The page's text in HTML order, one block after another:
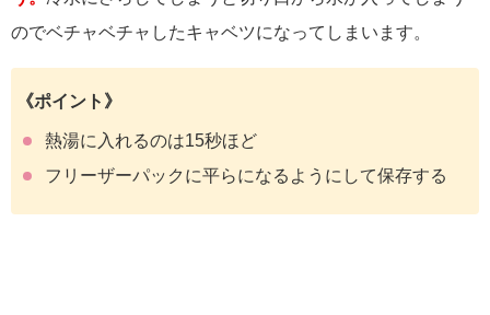
のでベチャベチャしたキャベツになってしまいます。
《ポイント》
熱湯に入れるのは15秒ほど
フリーザーパックに平らになるようにして保存する